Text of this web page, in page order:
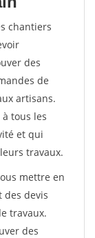
chantiers
des
de
artisans.
tous les
et qui
travaux.
mettre en
des devis
travaux.
des